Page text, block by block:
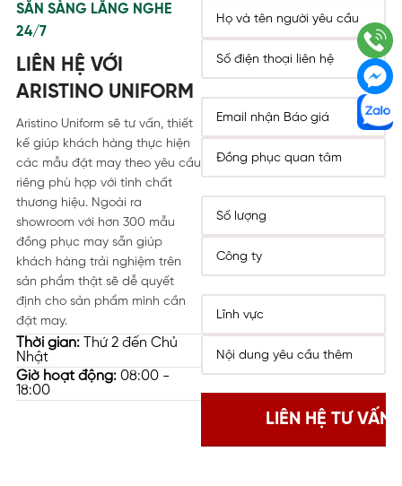
SẴN SÀNG LẮNG NGHE
24/7
LIÊN HỆ VỚI
ARISTINO UNIFORM
Aristino Uniform sẽ tư vấn, thiết
kế giúp khách hàng thực hiện
các mẫu đặt may theo yêu cầu
riêng phù hợp với tính chất
thương hiệu. Ngoài ra
showroom với hơn 300 mẫu
đồng phục may sẵn giúp
khách hàng trải nghiệm trên
sản phẩm thật sẽ dễ quyết
định cho sản phẩm mình cần
đặt may.
Thời gian:Thứ 2 đến Chủ
Nhật
Giờ hoạt động:08:00 -
18:00